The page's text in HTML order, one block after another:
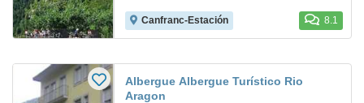
Canfranc-Estación 8.1
Albergue Albergue Turístico Rio
Aragon